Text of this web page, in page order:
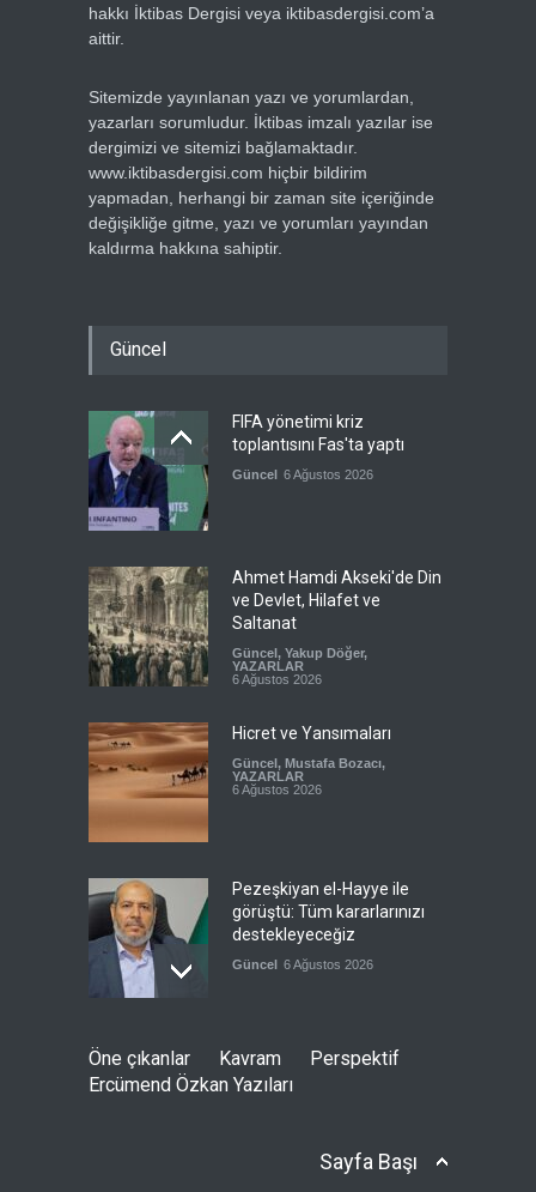
hakkı İktibas Dergisi veya iktibasdergisi.com’a
aittir.
Sitemizde yayınlanan yazı ve yorumlardan,
yazarları sorumludur. İktibas imzalı yazılar ise
dergimizi ve sitemizi bağlamaktadır.
www.iktibasdergisi.com hiçbir bildirim
yapmadan, herhangi bir zaman site içeriğinde
değişikliğe gitme, yazı ve yorumları yayından
kaldırma hakkına sahiptir.
Güncel
FIFA yönetimi kriz
toplantısını Fas'ta yaptı
Güncel 6 Ağustos 2026
Ahmet Hamdi Akseki'de Din
ve Devlet, Hilafet ve
Saltanat
Güncel , Yakup Döğer,
YAZARLAR
6 Ağustos 2026
Hicret ve Yansımaları
Güncel , Mustafa Bozacı,
YAZARLAR
6 Ağustos 2026
Pezeşkiyan el-Hayye ile
görüştü: Tüm kararlarınızı
destekleyeceğiz
Güncel 6 Ağustos 2026
İsrail şirketi Volkswagen
fabrikasında silah üretecek
Öne çıkanlar Kavram
Perspektif
Ercümend Özkan Yazıları
Sayfa Başı